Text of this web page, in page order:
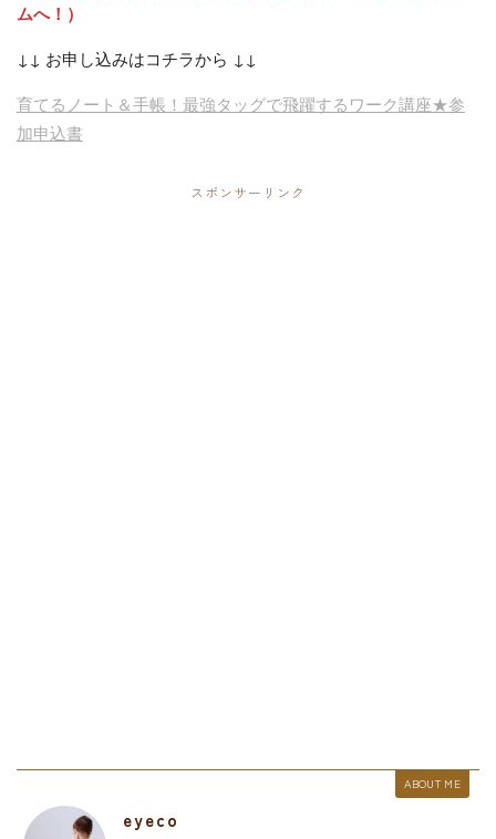
ムへ！）
↓↓ お申し込みはコチラから ↓↓
育てるノート＆手帳！最強タッグで飛躍するワーク講座★参
加申込書
スポンサーリンク
ABOUT ME
eyeco